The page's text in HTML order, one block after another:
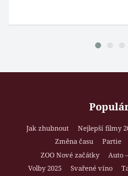
Jak zhubnout Nejlepší filmy
Změna času
Partie
ZOO Nové začátky
Auto
Volby 2025
Svařené víno